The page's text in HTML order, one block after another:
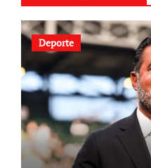
Deporte